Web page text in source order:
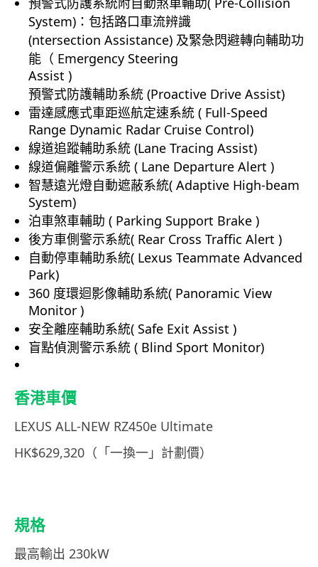
System)：包括路口車流辨識
(ntersection Assistance) 及緊急閃避轉向輔助功
能（ Emergency Steering
Assist )
預警式防護輔助系統 (Proactive Drive Assist)
雷達感應式車距巡航定速系統 ( Full-Speed
Range Dynamic Radar Cruise Control)
線道追蹤輔助系統 (Lane Tracing Assist)
線道偏離警示系統 ( Lane Departure Alert )
智慧遠光燈自動遮蔽系統( Adaptive High-beam
System)
泊車煞車輔助 ( Parking Support Brake )
後方車側警示系統( Rear Cross Traffic Alert )
自動停車輔助系統( Lexus Teammate Advanced
Park)
360 度環迴影像輔助系統( Panoramic View
Monitor )
安全離座輔助系統( Safe Exit Assist )
盲點偵測警示系統 ( Blind Sport Monitor)
香港車價
LEXUS ALL-NEW RZ450e Ultimate
HK$629,320（「一換一」計劃價）
規格
最高輸出 230kW